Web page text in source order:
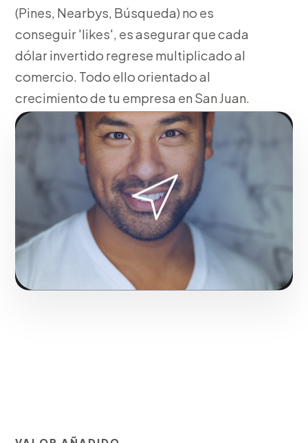
(Pines, Nearbys, Búsqueda) no es
conseguir 'likes', es asegurar que cada
dólar invertido regrese multiplicado al
comercio. Todo ello orientado al
crecimiento de tu empresa en San Juan.
Para el mercado local, configuración técnica
de etiquetas y píxeles de seguimiento. Generando
presencia de marca que destaca en San Juan.
Solicitar servicio